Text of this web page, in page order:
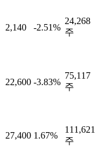
2,140 -2.51%
24,268
주
22,600 -3.83%
75,117
주
27,400 1.67%
111,621
주